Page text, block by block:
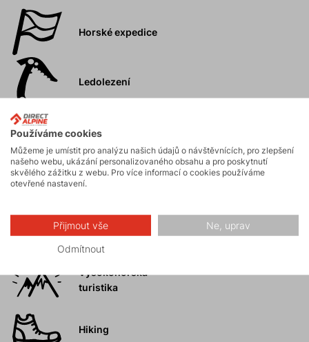
Horské expedice
Ledolezení
Skialpinismus
Turistika
Skalní lezení a
ferraty
Vysokohorská
turistika
Hiking
Používáme cookies
Můžeme je umístit pro analýzu našich údajů o návštěvnících, pro zlepšení
našeho webu, ukázání personalizovaného obsahu a pro poskytnutí
skvělého zážitku z webu. Pro více informací o cookies používáme
otevřené nastavení.
Přijmout vše Ne, uprav
Odmítnout